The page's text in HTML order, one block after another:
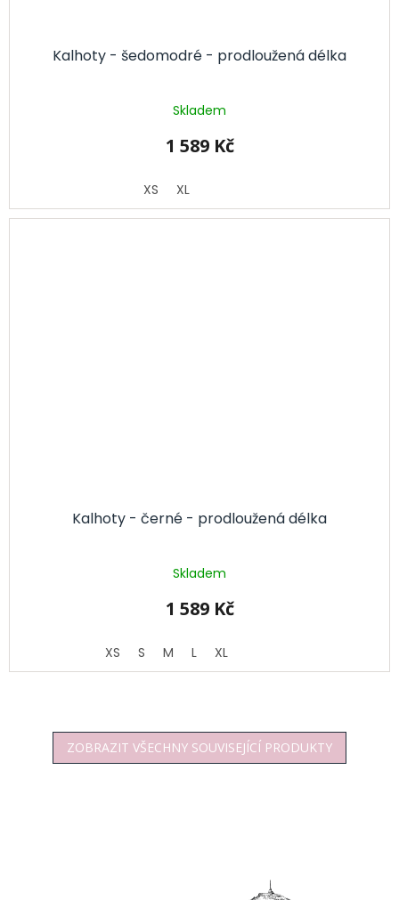
Kalhoty - šedomodré - prodloužená délka
Skladem
1 589 Kč
XS XL
Kalhoty - černé - prodloužená délka
Skladem
1 589 Kč
XS S M L XL
ZOBRAZIT VŠECHNY SOUVISEJÍCÍ PRODUKTY